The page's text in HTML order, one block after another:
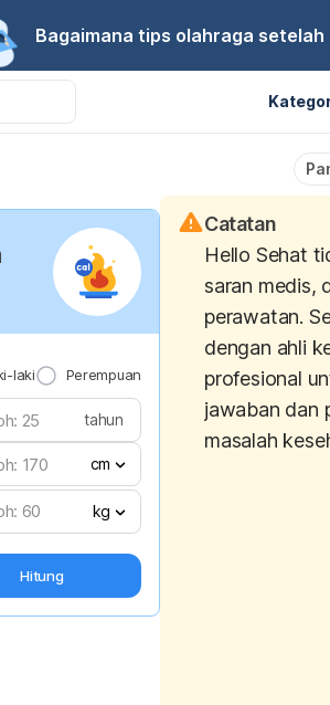
Bagaimana tips olahraga
laki Perempuan
tahun
cm
kg
Hitung
Catatan
Hello Sehat
saran medis,
perawatan.
dengan ahli
profesional
jawaban dan
masalah